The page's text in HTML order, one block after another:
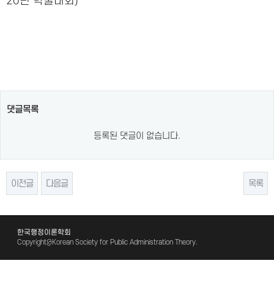
댓글목록
등록된 댓글이 없습니다.
이전글 다음글 목록
한국행정이론학회
Copyright@Korean Society for Public Administration Theory.